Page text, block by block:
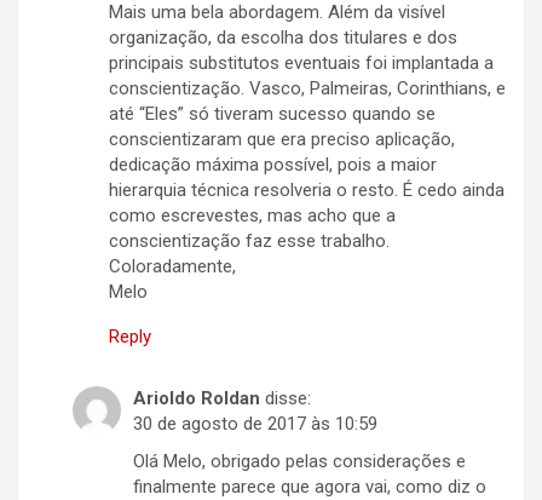
Mais uma bela abordagem. Além da visível
organização, da escolha dos titulares e dos
principais substitutos eventuais foi implantada a
conscientização. Vasco, Palmeiras, Corinthians, e
até “Eles” só tiveram sucesso quando se
conscientizaram que era preciso aplicação,
dedicação máxima possível, pois a maior
hierarquia técnica resolveria o resto. É cedo ainda
como escrevestes, mas acho que a
conscientização faz esse trabalho.
Coloradamente,
Melo
Reply
Arioldo Roldan disse:
30 de agosto de 2017 às 10:59
Olá Melo, obrigado pelas considerações e
finalmente parece que agora vai, como diz o